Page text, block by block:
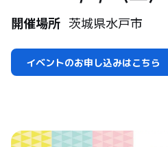
開催場所 茨城県水戸市
イベントのお申し込みはこちら